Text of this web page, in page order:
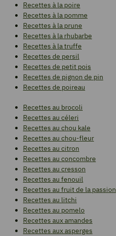
Recettes à la poire
Recettes à la pomme
Recettes à la prune
Recettes à la rhubarbe
Recettes à la truffe
Recettes de persil
Recettes de petit pois
Recettes de pignon de pin
Recettes de poireau
Recettes au brocoli
Recettes au céleri
Recettes au chou kale
Recettes au chou-fleur
Recettes au citron
Recettes au concombre
Recettes au cresson
Recettes au fenouil
Recettes au fruit de la passion
Recettes au litchi
Recettes au pomelo
Recettes aux amandes
Recettes aux asperges